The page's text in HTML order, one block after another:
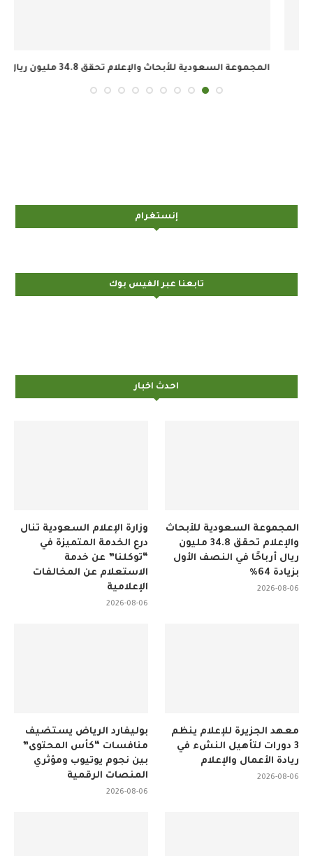
المجموعة السعودية للأبحاث والإعلام تحقق 34.8 مليون ريال...
إنستغرام
تابعنا عبر الفيس بوك
احدث اخبار
وزارة الإعلام السعودية تنال
درع الخدمة المتميزة في
“توكلنا” عن خدمة
الاستعلام عن المخالفات
الإعلامية
2026-08-06
المجموعة السعودية للأبحاث
والإعلام تحقق 34.8 مليون
ريال أرباحًا في النصف الأول
بزيادة 64%
2026-08-06
بوليفارد الرياض يستضيف
منافسات “كأس المحتوى”
بين نجوم يوتيوب ومؤثري
المنصات الرقمية
2026-08-06
معهد الجزيرة للإعلام ينظم
3 دورات لتأهيل النشء في
ريادة الأعمال والإعلام
2026-08-06